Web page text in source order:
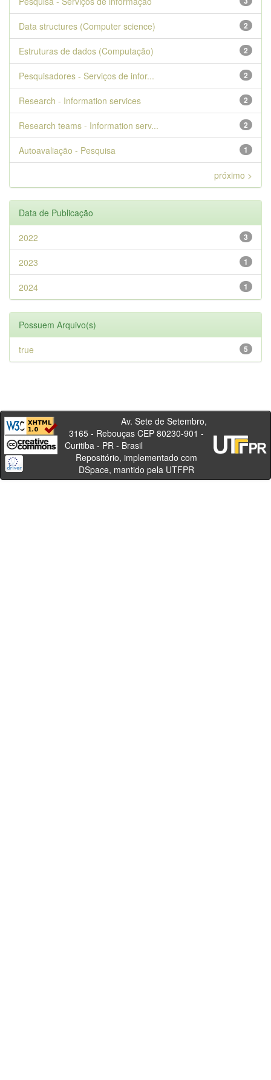
2
Data structures (Computer science)
2
Estruturas de dados (Computação)
2
Pesquisadores - Serviços de infor...
2
Research - Information services
2
Research teams - Information serv...
1
Autoavaliação - Pesquisa
próximo >
Data de Publicação
3
2022
1
2023
1
2024
Possuem Arquivo(s)
5
true
Av. Sete de Setembro,
3165 - Rebouças CEP 80230-901 -
Curitiba - PR - Brasil
Repositório, implementado com
DSpace, mantido pela UTFPR